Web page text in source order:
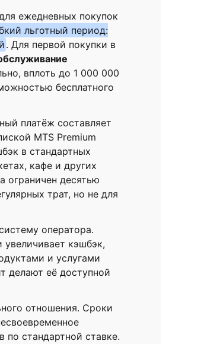
ежедневных покупок
льготный период:
. Для первой покупки в
вплоть до 1 000 000
бесплатного
платёж составляет
MTS Premium
в стандартных
кафе и других
ограничен десятью
трат, но не для
оператора.
кэшбэк,
и услугами
делают её доступной
отношения. Сроки
по стандартной ставке.